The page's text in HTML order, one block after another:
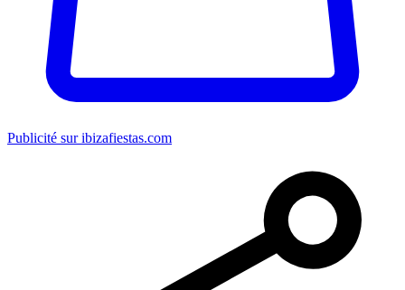
Publicité sur ibizafiestas.com